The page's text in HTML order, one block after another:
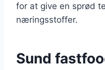
for at give en sprød
næringsstoffer.
Sund